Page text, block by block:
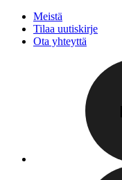
Meistä
Tilaa uutiskirje
Ota yhteyttä